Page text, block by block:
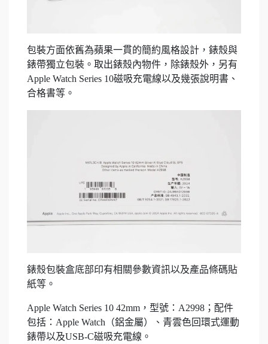
包裝方面依舊為蘋果一貫的簡約風格設計，錶殼與
錶帶獨立包裝。取出錶殼內物件，除錶殼外，另有
Apple Watch Series 10磁吸充電線以及幾張說明書、
合格書等。
錶殼包裝盒底部印有相關參數資訊以及產品條碼貼
紙等。
Apple Watch Series 10 42mm，型號：A2998；配件
包括：Apple Watch（鋁金屬）、青雲色回環式運動
錶帶以及USB-C磁吸充電線。